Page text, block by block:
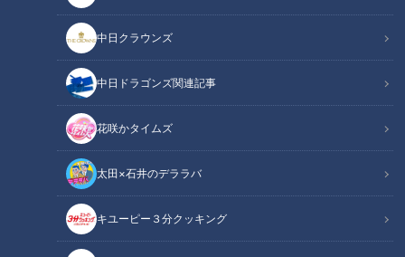
中日クラウンズ
中日ドラゴンズ関連記事
花咲かタイムズ
太田×石井のデララバ
キユーピー３分クッキング